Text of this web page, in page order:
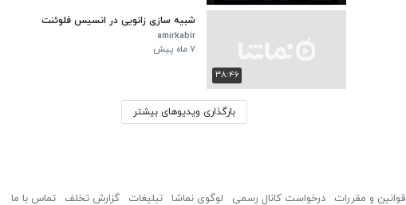
۳۸:۴۶
شبیه سازی زانویی در انسیس فلوئنت
amirkabir
۷ ماه پیش
بارگذاری ویدیوهای بیشتر
قوانین و مقررات درخواست کانال رسمی لوگوی نماشا تبلیغات گزارش تخلف تماس با ما